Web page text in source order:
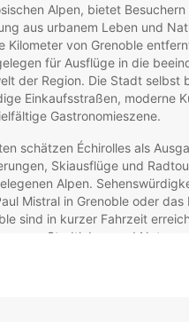
Alpen, bietet
aus urbanem Leben und
Kilometer von Grenoble
für Ausflüge in die
der Region. Die Stadt selbst
Einkaufsstraßen, moderne
Gastronomieszene.
schätzen Échirolles als
Skiausflüge und
Alpen.
Mistral in Grenoble oder das
sind in kurzer Fahrzeit
aus Stadtleben und Natur